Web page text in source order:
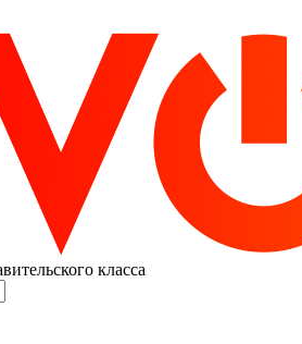
класса